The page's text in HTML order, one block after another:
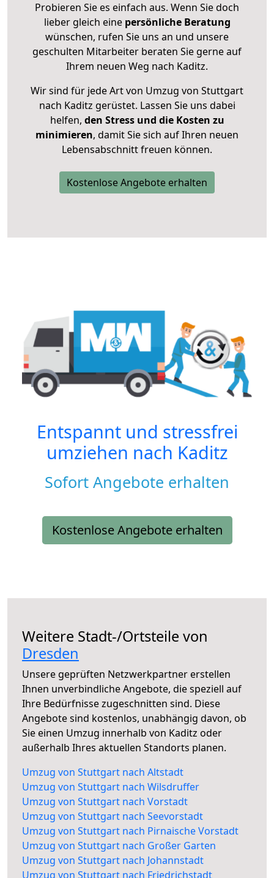
Probieren Sie es einfach aus. Wenn Sie doch
lieber gleich eine persönliche Beratung
wünschen, rufen Sie uns an und unsere
geschulten Mitarbeiter beraten Sie gerne auf
Ihrem neuen Weg nach Kaditz.
Wir sind für jede Art von Umzug von Stuttgart
nach Kaditz gerüstet. Lassen Sie uns dabei
helfen, den Stress und die Kosten zu
minimieren, damit Sie sich auf Ihren neuen
Lebensabschnitt freuen können.
Kostenlose Angebote erhalten
Entspannt und stressfrei
umziehen nach Kaditz
Sofort Angebote erhalten
Kostenlose Angebote erhalten
Weitere Stadt-/Ortsteile von
Dresden
Unsere geprüften Netzwerkpartner erstellen
Ihnen unverbindliche Angebote, die speziell auf
Ihre Bedürfnisse zugeschnitten sind. Diese
Angebote sind kostenlos, unabhängig davon, ob
Sie einen Umzug innerhalb von Kaditz oder
außerhalb Ihres aktuellen Standorts planen.
Umzug von Stuttgart nach Altstadt
Umzug von Stuttgart nach Wilsdruffer
Umzug von Stuttgart nach Vorstadt
Umzug von Stuttgart nach Seevorstadt
Umzug von Stuttgart nach Pirnaische Vorstadt
Umzug von Stuttgart nach Großer Garten
Umzug von Stuttgart nach Johannstadt
Umzug von Stuttgart nach Friedrichstadt